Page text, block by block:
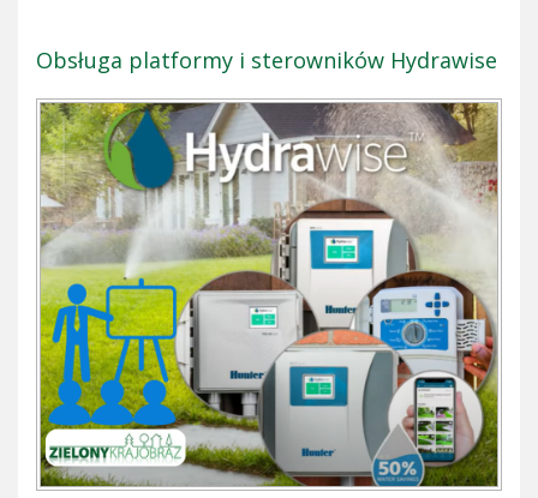
Obsługa platformy i sterowników Hydrawise